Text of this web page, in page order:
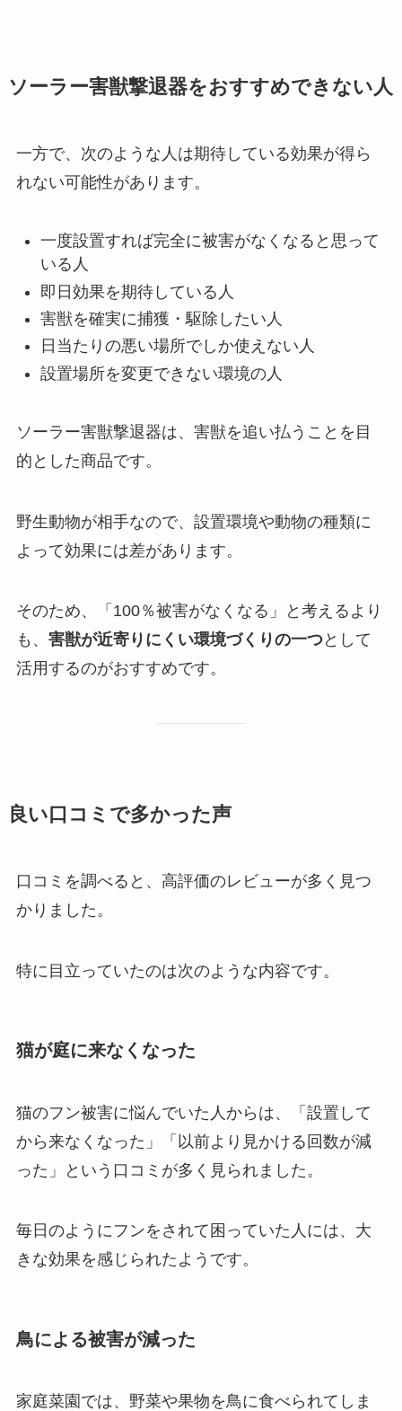
ソーラー害獣撃退器をおすすめできない人
一方で、次のような人は期待している効果が得ら
れない可能性があります。
一度設置すれば完全に被害がなくなると思って
いる人
即日効果を期待している人
害獣を確実に捕獲・駆除したい人
日当たりの悪い場所でしか使えない人
設置場所を変更できない環境の人
ソーラー害獣撃退器は、害獣を追い払うことを目
的とした商品です。
野生動物が相手なので、設置環境や動物の種類に
よって効果には差があります。
そのため、「100％被害がなくなる」と考えるより
も、 害獣が近寄りにくい環境づくりの一つとして
活用するのがおすすめです。
良い口コミで多かった声
口コミを調べると、高評価のレビューが多く見つ
かりました。
特に目立っていたのは次のような内容です。
猫が庭に来なくなった
猫のフン被害に悩んでいた人からは、「設置して
から来なくなった」「以前より見かける回数が減
った」という口コミが多く見られました。
毎日のようにフンをされて困っていた人には、大
きな効果を感じられたようです。
鳥による被害が減った
家庭菜園では、野菜や果物を鳥に食べられてしま